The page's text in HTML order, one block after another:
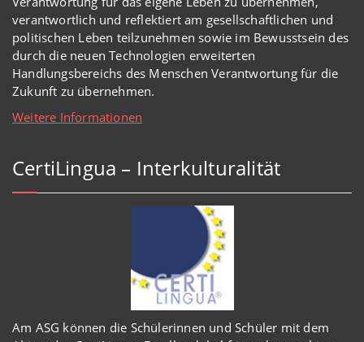
verantwortlich und reflektiert am gesellschaftlichen und
politischen Leben teilzunehmen sowie im Bewusstsein des
durch die neuen Technologien erweiterten
Handlungsbereichs des Menschen Verantwortung für die
Zukunft zu übernehmen.
Weitere Informationen
CertiLingua – Interkulturalität
Am ASG können die Schülerinnen und Schüler mit dem